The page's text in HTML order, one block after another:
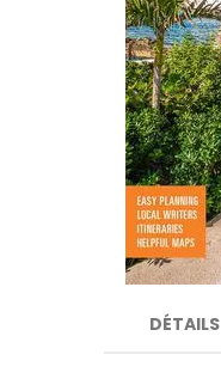
DÉTAILS